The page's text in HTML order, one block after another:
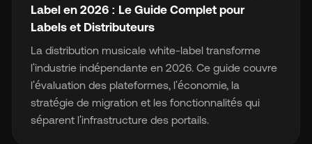
Label en 2026 : Le Guide Complet pour
Labels et Distributeurs
La distribution musicale white-label transforme
l'industrie indépendante en 2026. Ce guide couvre
l'évaluation des plateformes, l'économie, la
stratégie de migration et les fonctionnalités qui
séparent l'infrastructure des portails.